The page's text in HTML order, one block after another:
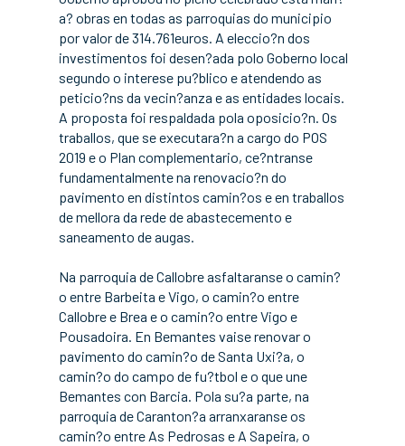
a? obras en todas as parroquias do municipio
por valor de 314.761euros. A eleccio?n dos
investimentos foi desen?ada polo Goberno local
segundo o interese pu?blico e atendendo as
peticio?ns da vecin?anza e as entidades locais.
A proposta foi respaldada pola oposicio?n. Os
traballos, que se executara?n a cargo do POS
2019 e o Plan complementario, ce?ntranse
fundamentalmente na renovacio?n do
pavimento en distintos camin?os e en traballos
de mellora da rede de abastecemento e
saneamento de augas.
Na parroquia de Callobre asfaltaranse o camin?
o entre Barbeita e Vigo, o camin?o entre
Callobre e Brea e o camin?o entre Vigo e
Pousadoira. En Bemantes vaise renovar o
pavimento do camin?o de Santa Uxi?a, o
camin?o do campo de fu?tbol e o que une
Bemantes con Barcia. Pola su?a parte, na
parroquia de Caranton?a arranxaranse os
camin?o entre As Pedrosas e A Sapeira, o